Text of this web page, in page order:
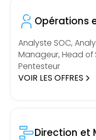
Opérations
Analyste SOC,
Manageur, Head of
Pentesteur
VOIR LES OFFRES
Direction et